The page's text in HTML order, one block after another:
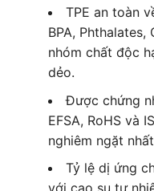
TPE an toàn
BPA,
nhóm chất độc
dẻo.
Được chứng
EFSA, RoHS và
nghiêm ngặt
Tỷ lệ dị ứng